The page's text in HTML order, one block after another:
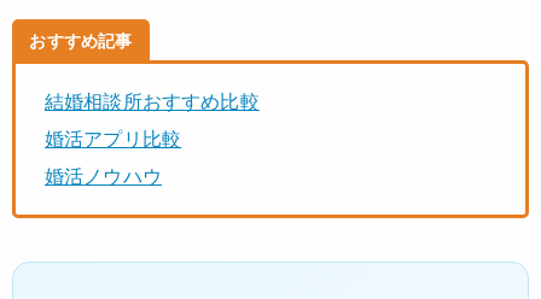
おすすめ記事
結婚相談所おすすめ比較
婚活アプリ比較
婚活ノウハウ